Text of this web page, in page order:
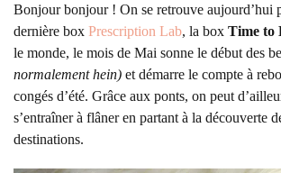
Bonjour bonjour ! On se retrouve aujourd’hui
dernière box Prescription Lab, la box Time to
le monde, le mois de Mai sonne le début des
normalement hein) et démarre le compte à
congés d’été. Grâce aux ponts, on peut
s’entraîner à flâner en partant à la découverte
destinations.